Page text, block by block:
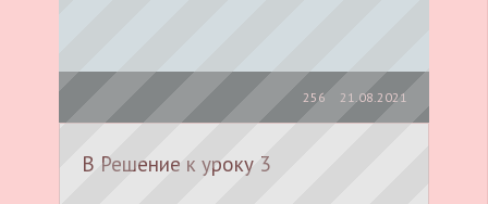
21.08.2021
256
B Решение к уроку 3